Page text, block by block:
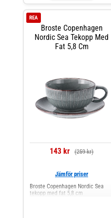
Eftersom den är handgjord
förekommer skiftningar i textur
och färg, vilket gör varje kanna
unik. Shoppa Såssnipor &
Såskannor och mer Skålar &
Uppläggningsfat hos Royal Design.
Broste Copenhagen
Nordic Sea Tekopp Med
Fat 5,8 Cm
REA
143 kr (259 kr)
Jämför priser
Broste Copenhagen Nordic Sea
tekopp med fat 5,8 cm